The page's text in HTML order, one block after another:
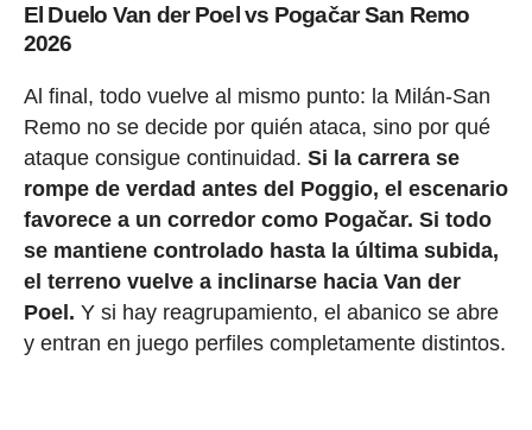
El Duelo Van der Poel vs Pogačar San Remo
2026
Al final, todo vuelve al mismo punto: la Milán-San
Remo no se decide por quién ataca, sino por qué
ataque consigue continuidad. Si la carrera se
rompe de verdad antes del Poggio, el escenario
favorece a un corredor como Pogačar. Si todo
se mantiene controlado hasta la última subida,
el terreno vuelve a inclinarse hacia Van der
Poel. Y si hay reagrupamiento, el abanico se abre
y entran en juego perfiles completamente distintos.